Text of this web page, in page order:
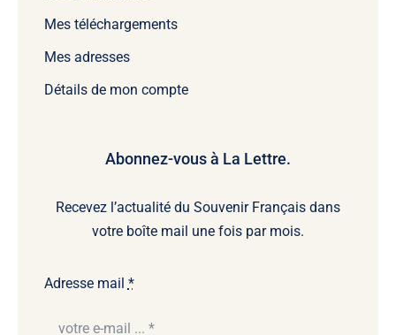
Mes téléchargements
Mes adresses
Détails de mon compte
Abonnez-vous à La Lettre.
Recevez l’actualité du Souvenir Français dans
votre boîte mail une fois par mois.
Adresse mail *